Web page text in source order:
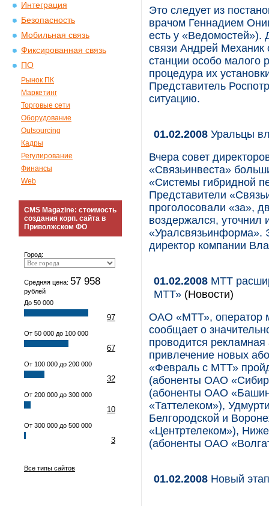
Интеграция
Безопасность
Мобильная связь
Фиксированная связь
ПО
Рынок ПК
Маркетинг
Торговые сети
Оборудование
Outsourcing
Кадры
Регулирование
Финансы
Web
CMS Magazine: стоимость
создания корп. сайта в
Приволжском ФО
Город:
Средняя цена: 57 958
рублей
До 50 000
97
От 50 000 до 100 000
67
От 100 000 до 200 000
32
От 200 000 до 300 000
10
От 300 000 до 500 000
3
Все типы сайтов
Это следует из
врачом Геннадием
есть у «Ведомостей»).
связи Андрей Механик
станции особо малого
процедура их
Представитель
ситуацию.
01.02.2008 Уральцы
Вчера совет
«Связьинвеста»
«Системы гибридной
Представители
проголосовали «за»,
воздержался, уточнил
«Уралсвязьинформа».
директор компании
01.02.2008 МТТ
МТТ» (Новости)
ОАО «МТТ», оператор
сообщает о
проводится
привлечение новых
«Февраль с МТТ»
(абоненты ОАО
(абоненты ОАО
«Таттелеком»),
Белгородской и
«Центртелеком»),
(абоненты ОАО
01.02.2008 Новый